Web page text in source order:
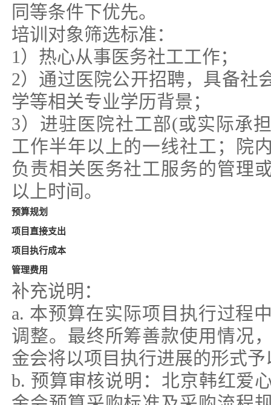
同等条件下优先。
培训对象筛选标准：
1）热心从事医务社工工作；
2）通过医院公开招聘，具备社
学等相关专业学历背景；
3）进驻医院社工部(或实际承
工作半年以上的一线社工；院
负责相关医务社工服务的管理
以上时间。
预算规划
项目直接支出
项目执行成本
管理费用
补充说明：
a. 本预算在实际项目执行过程
调整。最终所筹善款使用情况
金会将以项目执行进展的形式予
b. 预算审核说明：北京韩红爱